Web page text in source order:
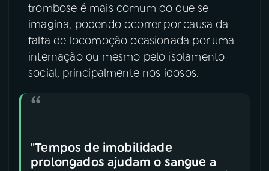
trombose é mais comum do que se
imagina, podendo ocorrer por causa da
falta de locomoção ocasionada por uma
internação ou mesmo pelo isolamento
social, principalmente nos idosos.
"Tempos de imobilidade
prolongados ajudam o sangue a